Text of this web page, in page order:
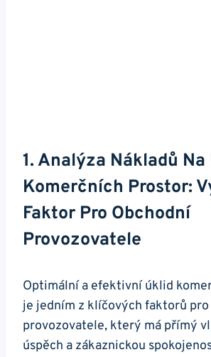
1. Analýza Nákladů
Komerčních Prostor:
Faktor Pro Obchodní
Provozovatele
Optimální a efektivní úklid
je jedním z klíčových faktorů
provozovatele, který má přímý
úspěch a zákaznickou